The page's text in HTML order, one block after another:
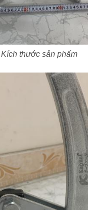
Kích thước sản phẩm